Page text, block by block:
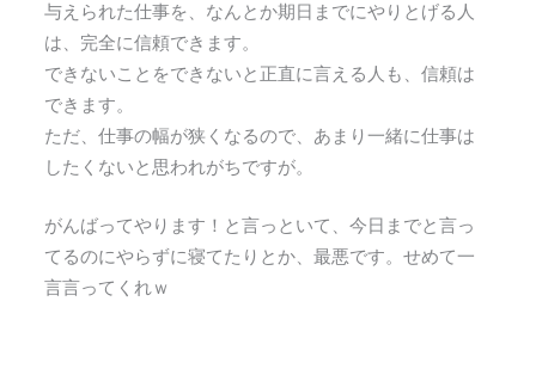
与えられた仕事を、なんとか期日までにやりとげる人
は、完全に信頼できます。
できないことをできないと正直に言える人も、信頼は
できます。
ただ、仕事の幅が狭くなるので、あまり一緒に仕事は
したくないと思われがちですが。
がんばってやります！と言っといて、今日までと言っ
てるのにやらずに寝てたりとか、最悪です。せめて一
言言ってくれｗ